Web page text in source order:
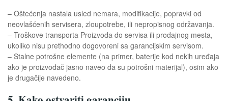
– Oštećenja nastala usled nemara, modifikacije, popravki od
neovlašćenih servisera, zloupotrebe, ili nepropisnog održavanja.
– Troškove transporta Proizvoda do servisa ili prodajnog mesta,
ukoliko nisu prethodno dogovoreni sa garancijskim servisom.
– Stalne potrošne elemente (na primer, baterije kod nekih uređaja
ako je proizvođač jasno naveo da su potrošni materijal), osim ako
je drugačije navedeno.